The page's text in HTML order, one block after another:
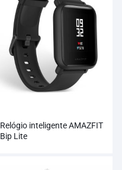
Relógio inteligente AMAZFIT
Bip Lite